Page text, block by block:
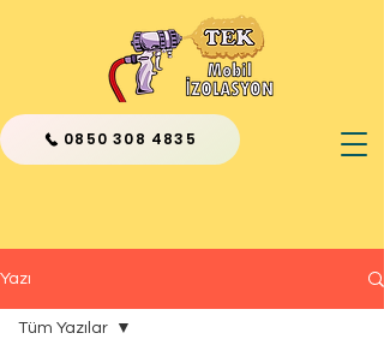
0850 308 4835
Yazı
Tüm Yazılar